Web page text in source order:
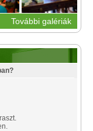
További galériák